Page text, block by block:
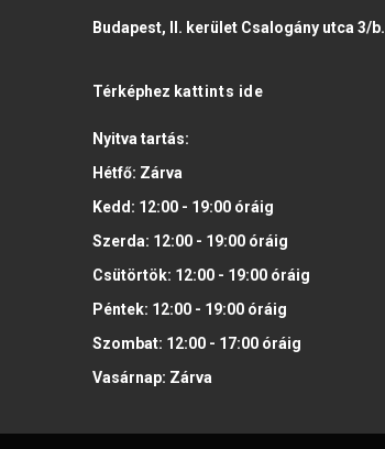
Budapest, II. kerület Csalogány utca 3/b.
Térképhez kattints ide
Nyitva tartás:
Hétfő: Zárva
Kedd: 12:00 - 19:00óráig
Szerda: 12:00 - 19:00óráig
Csütörtök: 12:00 - 19:00óráig
Péntek: 12:00 - 19:00óráig
Szombat: 12:00 - 17:00óráig
Vasárnap: Zárva